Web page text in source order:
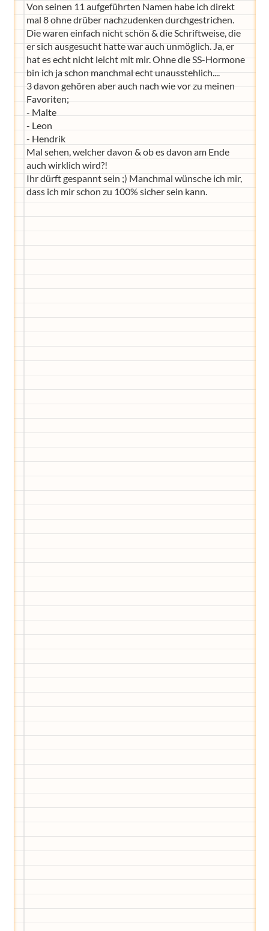
Von seinen 11 aufgeführten Namen habe ich direkt
mal 8 ohne drüber nachzudenken durchgestrichen.
Die waren einfach nicht schön & die Schriftweise, die
er sich ausgesucht hatte war auch unmöglich. Ja, er
hat es echt nicht leicht mit mir. Ohne die SS-Hormone
bin ich ja schon manchmal echt unausstehlich....
3 davon gehören aber auch nach wie vor zu meinen
Favoriten;
- Malte
- Leon
- Hendrik
Mal sehen, welcher davon & ob es davon am Ende
auch wirklich wird?!
Ihr dürft gespannt sein ;) Manchmal wünsche ich mir,
dass ich mir schon zu 100% sicher sein kann.